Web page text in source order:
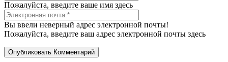
Пожалуйста, введите ваше имя здесь
Вы ввели неверный адрес электронной почты!
Пожалуйста, введите ваш адрес электронной почты здесь